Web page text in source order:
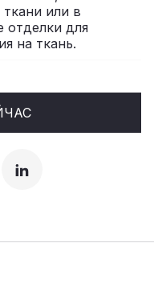
ткани или в
отделки для
на ткань.